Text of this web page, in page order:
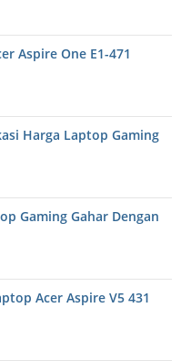
Aspire One E1-471
Harga Laptop Gaming
Gaming Gahar Dengan
Acer Aspire V5 431